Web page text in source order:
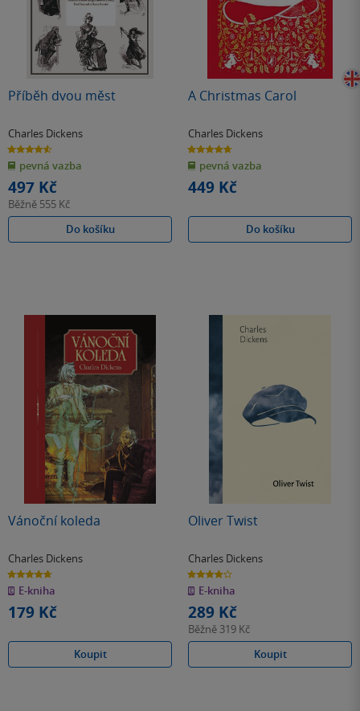
Příběh dvou měst
Charles Dickens
4.6
z
5
hvězdiček
pevná vazba
497 Kč
Běžně 555 Kč
Do košíku
A Christmas Carol
Charles Dickens
4.7
z
5
hvězdiček
pevná vazba
449 Kč
Do košíku
Vánoční koleda
Charles Dickens
4.7
z
5
hvězdiček
E-kniha
179 Kč
Koupit
Oliver Twist
Charles Dickens
3.9
z
5
hvězdiček
E-kniha
289 Kč
Běžně 319 Kč
Koupit